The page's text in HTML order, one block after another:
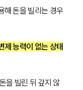
해 돈을 빌리는 경우
제 능력이 없는 상태
을 빌린 뒤 갚지 않